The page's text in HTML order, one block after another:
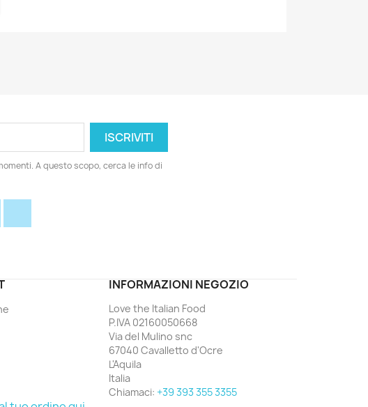
A questo scopo, cerca le info di
INFORMAZIONI NEGOZIO
Love the Italian Food
P.IVA 02160050668
Via del Mulino snc
67040 Cavalletto d'Ocre
L'Aquila
Italia
Chiamaci: +39 393 355 3355